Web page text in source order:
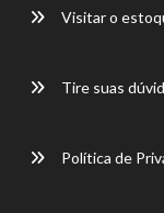
Visitar o
Tire suas
Política de